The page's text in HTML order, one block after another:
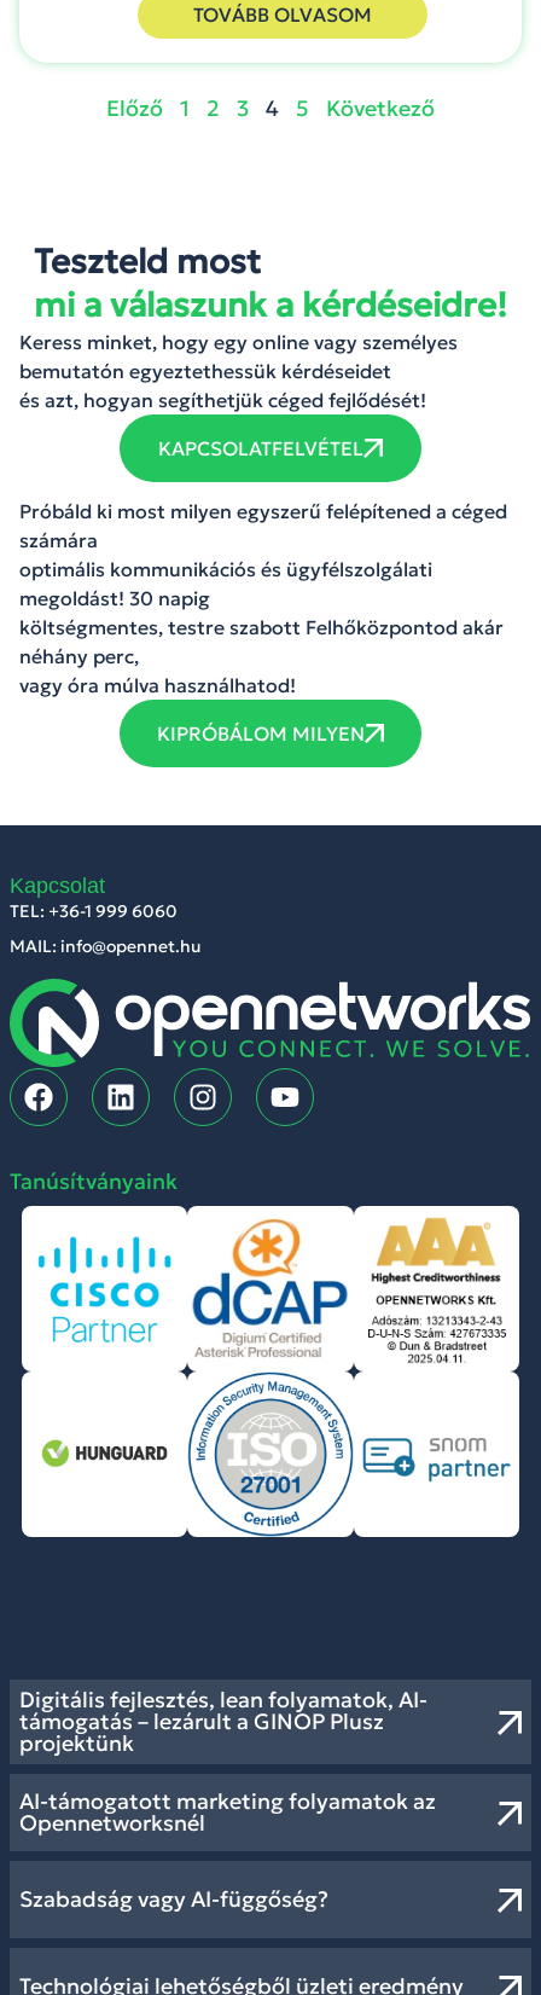
TOVÁBB OLVASOM
Előző 1 2 3 4 5 Következő
Teszteld most
mi a válaszunk a kérdéseidre!
Keress minket, hogy egy online vagy személyes
bemutatón egyeztethessük kérdéseidet
és azt, hogyan segíthetjük céged fejlődését!
KAPCSOLATFELVÉTEL
Próbáld ki most milyen egyszerű felépítened a céged
számára
optimális kommunikációs és ügyfélszolgálati
megoldást! 30 napig
költségmentes, testre szabott Felhőközpontod akár
néhány perc,
vagy óra múlva használhatod!
KIPRÓBÁLOM MILYEN
Digitális fejlesztés, lean folyamatok, AI-
támogatás – lezárult a GINOP Plusz
projektünk
AI-támogatott marketing folyamatok az
Opennetworksnél
Szabadság vagy AI-függőség?
Technológiai lehetőségből üzleti eredmény
Kapcsolat
TEL: +36-1 999 6060
MAIL: info@opennet.hu
Tanúsítványaink